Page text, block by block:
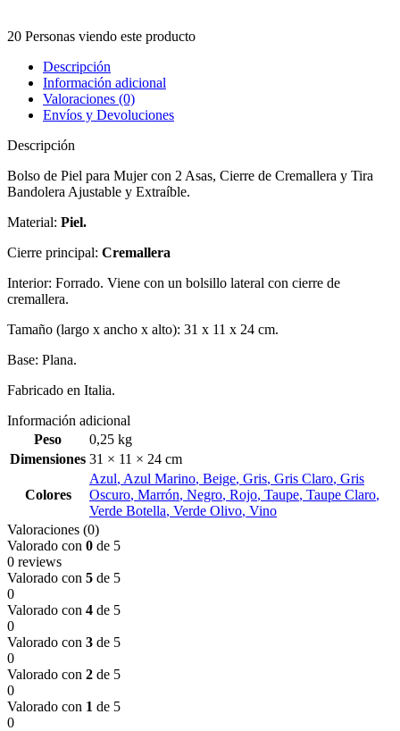
20 Personas viendo este producto
Descripción
Información adicional
Valoraciones (0)
Envíos y Devoluciones
Descripción
Bolso de Piel para Mujer con 2 Asas, Cierre de Cremallera y Tira
Bandolera Ajustable y Extraíble.
Material: Piel.
Cierre principal: Cremallera
Interior: Forrado. Viene con un bolsillo lateral con cierre de
cremallera.
Tamaño (largo x ancho x alto): 31 x 11 x 24 cm.
Base: Plana.
Fabricado en Italia.
Información adicional
Peso
0,25 kg
Dimensiones 31 × 11 × 24 cm
Colores
Azul, Azul Marino, Beige, Gris, Gris Claro, Gris
Oscuro, Marrón, Negro, Rojo, Taupe, Taupe Claro,
Verde Botella, Verde Olivo, Vino
Valoraciones (0)
Valorado con 0 de 5
0 reviews
Valorado con 5 de 5
0
Valorado con 4 de 5
0
Valorado con 3 de 5
0
Valorado con 2 de 5
0
Valorado con 1 de 5
0